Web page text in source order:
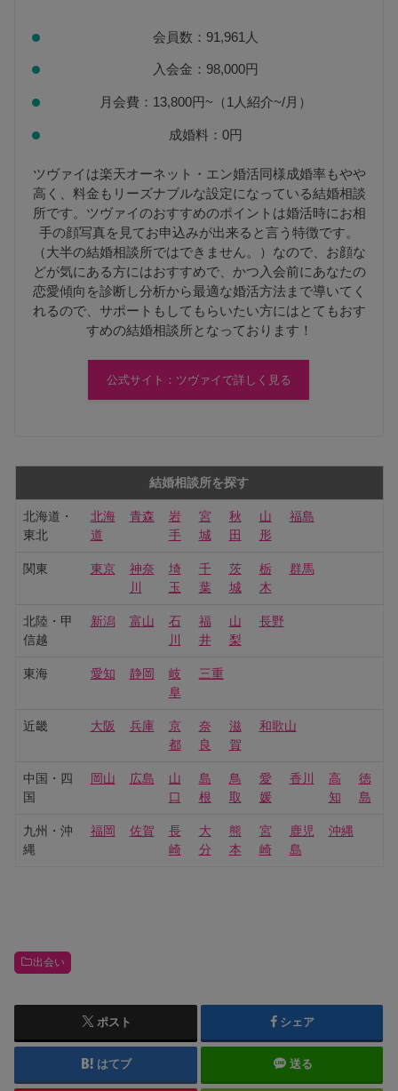
会員数：91,961人
入会金：98,000円
月会費：13,800円~（1人紹介~/月）
成婚料：0円
ツヴァイは楽天オーネット・エン婚活同様成婚率もやや
高く、料金もリーズナブルな設定になっている結婚相談
所です。ツヴァイのおすすめのポイントは婚活時にお相
手の顔写真を見てお申込みが出来ると言う特徴です。
（大半の結婚相談所ではできません。）なので、お顔な
どが気にある方にはおすすめで、かつ入会前にあなたの
恋愛傾向を診断し分析から最適な婚活方法まで導いてく
れるので、サポートもしてもらいたい方にはとてもおす
すめの結婚相談所となっております！
公式サイト：ツヴァイで詳しく見る
結婚相談所を探す
北海道・
東北
北海
道
青森
岩
手
宮
城
秋
田
山
形
福島
関東 東京
神奈
川
埼
玉
千
葉
茨
城
栃
木
群馬
北陸・甲
信越
新潟 富山
石
川
福
井
山
梨
長野
東海 愛知 静岡
岐
阜
三重
近畿 大阪 兵庫
京
都
奈
良
滋
賀
和歌山
中国・四
国
岡山 広島
山
口
島
根
鳥
取
愛
媛
香川
高
知
徳
島
九州・沖
縄
福岡 佐賀
長
崎
大
分
熊
本
宮
崎
鹿児
島
沖縄
出会い
ポスト シェア
はてブ 送る